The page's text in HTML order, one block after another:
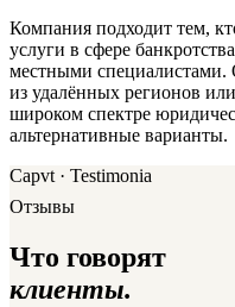
Компания подходит тем,
услуги в сфере
местными
из удалённых регионов
широком спектре
альтернативные варианты.
Capvt · Testimonia
Отзывы
Что говорят
клиенты.